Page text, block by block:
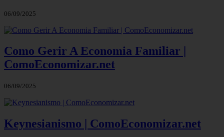
06/09/2025
Como Gerir A Economia Familiar |
ComoEconomizar.net
06/09/2025
Keynesianismo | ComoEconomizar.net